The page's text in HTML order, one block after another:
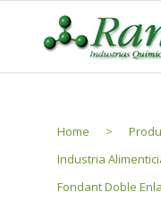
Home >
Industria
Fondant Doble